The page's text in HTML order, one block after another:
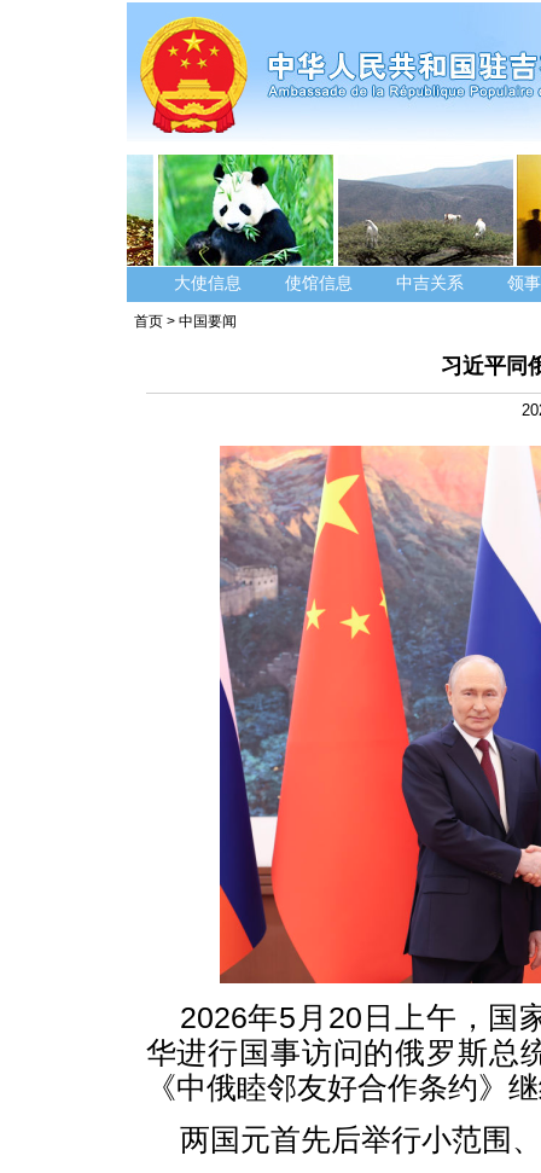
大使信息 使馆信息 中吉关系 领
首页 > 中国要闻
习近平同
2026年5月20日上午，国
华进行国事访问的俄罗斯总
《中俄睦邻友好合作条约》
两国元首先后举行小范围